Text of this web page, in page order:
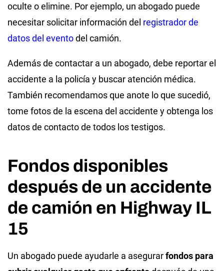
oculte o elimine. Por ejemplo, un abogado puede
necesitar solicitar información del registrador de
datos del eventodel camión.
Además de contactar a un abogado, debe reportar el
accidente a la policía y buscar atención médica.
También recomendamos que anote lo que sucedió,
tome fotos de la escena del accidente y obtenga los
datos de contacto de todos los testigos.
Fondos disponibles
después de un accidente
de camión en Highway IL
15
Un abogado puede ayudarle a asegurarfondos para